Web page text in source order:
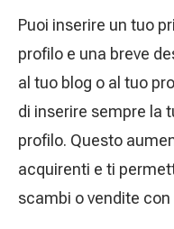
Puoi inserire un tuo
profilo e una breve
al tuo blog o al tuo
di inserire sempre la
profilo. Questo
acquirenti e ti
scambi o vendite